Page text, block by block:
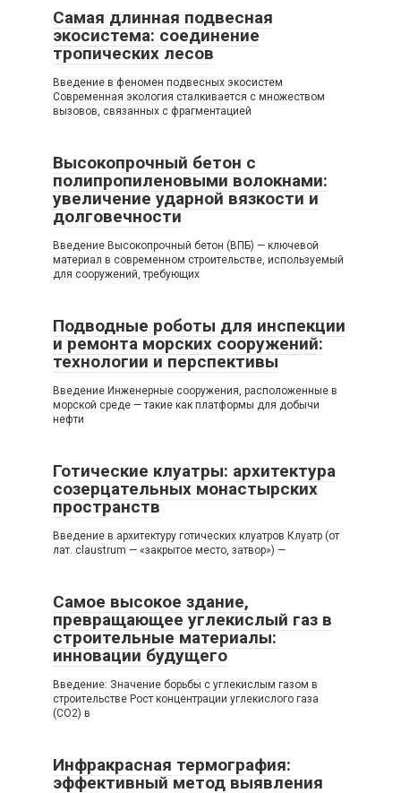
Самая длинная подвесная
экосистема: соединение
тропических лесов
Введение в феномен подвесных экосистем
Современная экология сталкивается с множеством
вызовов, связанных с фрагментацией
Высокопрочный бетон с
полипропиленовыми волокнами:
увеличение ударной вязкости и
долговечности
Введение Высокопрочный бетон (ВПБ) — ключевой
материал в современном строительстве, используемый
для сооружений, требующих
Подводные роботы для инспекции
и ремонта морских сооружений:
технологии и перспективы
Введение Инженерные сооружения, расположенные в
морской среде — такие как платформы для добычи
нефти
Готические клуатры: архитектура
созерцательных монастырских
пространств
Введение в архитектуру готических клуатров Клуатр (от
лат. claustrum — «закрытое место, затвор») —
Самое высокое здание,
превращающее углекислый газ в
строительные материалы:
инновации будущего
Введение: Значение борьбы с углекислым газом в
строительстве Рост концентрации углекислого газа
(CO2) в
Инфракрасная термография:
эффективный метод выявления